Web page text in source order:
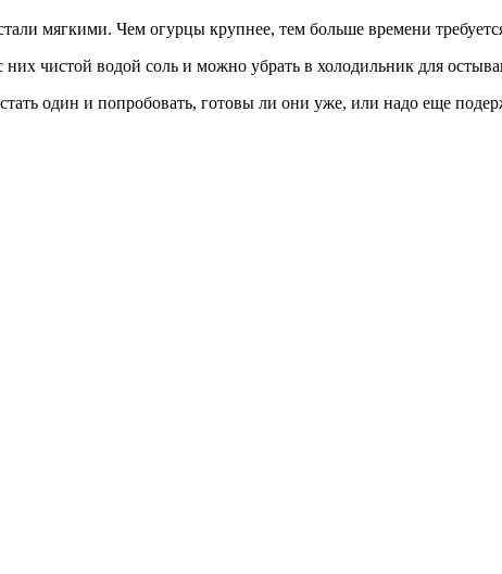
мягкими. Чем огурцы крупнее, тем больше времени
чистой водой соль и можно убрать в холодильник для
один и попробовать, готовы ли они уже, или надо еще